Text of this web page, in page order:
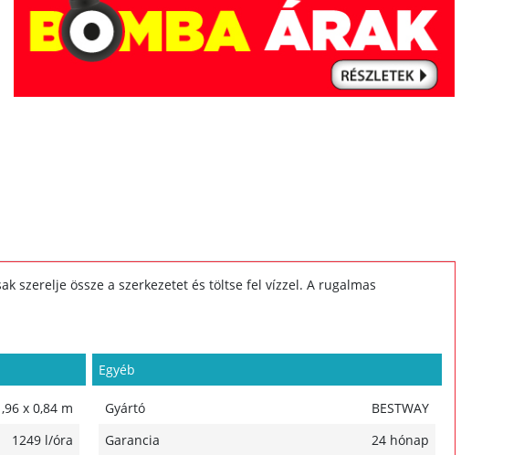
szerelje össze a szerkezetet és töltse fel vízzel. A rugalmas
x 0,84 m
1249 l/óra
Egyéb
Gyártó
BESTWAY
Garancia
24 hónap